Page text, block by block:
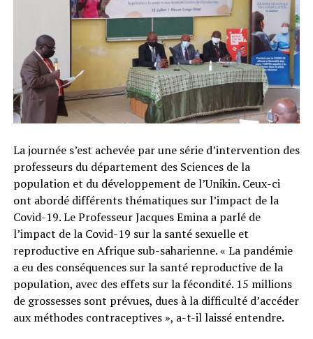
La journée s’est achevée par une série d’intervention des
professeurs du département des Sciences de la
population et du développement de l’Unikin. Ceux-ci
ont abordé différents thématiques sur l’impact de la
Covid-19. Le Professeur Jacques Emina a parlé de
l’impact de la Covid-19 sur la santé sexuelle et
reproductive en Afrique sub-saharienne. « La pandémie
a eu des conséquences sur la santé reproductive de la
population, avec des effets sur la fécondité. 15 millions
de grossesses sont prévues, dues à la difficulté d’accéder
aux méthodes contraceptives », a-t-il laissé entendre.